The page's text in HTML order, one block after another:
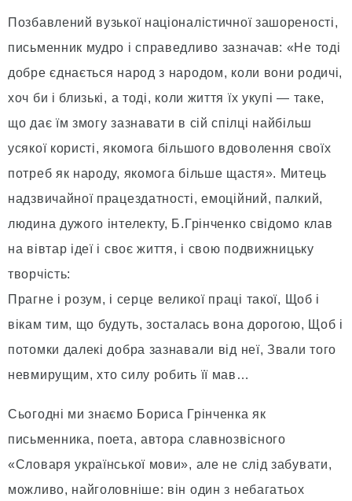
Позбавлений вузької націоналістичної зашореності,
письменник мудро і справедливо зазначав: «Не тоді
добре єднається народ з народом, коли вони родичі,
хоч би і близькі, а тоді, коли життя їх укупі — таке,
що дає їм змогу зазнавати в сій спілці найбільш
усякої користі, якомога більшого вдоволення своїх
потреб як народу, якомога більше щастя». Митець
надзвичайної працездатності, емоційний, палкий,
людина дужого інтелекту, Б.Грінченко свідомо клав
на вівтар ідеї і своє життя, і свою подвижницьку
творчість:
Прагне і розум, і серце великої праці такої, Щоб і
вікам тим, що будуть, зосталась вона дорогою, Щоб і
потомки далекі добра зазнавали від неї, Звали того
невмирущим, хто силу робить її мав…
Сьогодні ми знаємо Бориса Грінченка як
письменника, поета, автора славнозвісного
«Словаря української мови», але не слід забувати,
можливо, найголовніше: він один з небагатьох